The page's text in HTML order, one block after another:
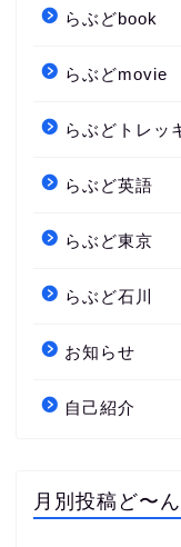
らぶどbook
らぶどmovie
らぶどトレッ
らぶど英語
らぶど東京
らぶど石川
お知らせ
自己紹介
月別投稿ど〜ん